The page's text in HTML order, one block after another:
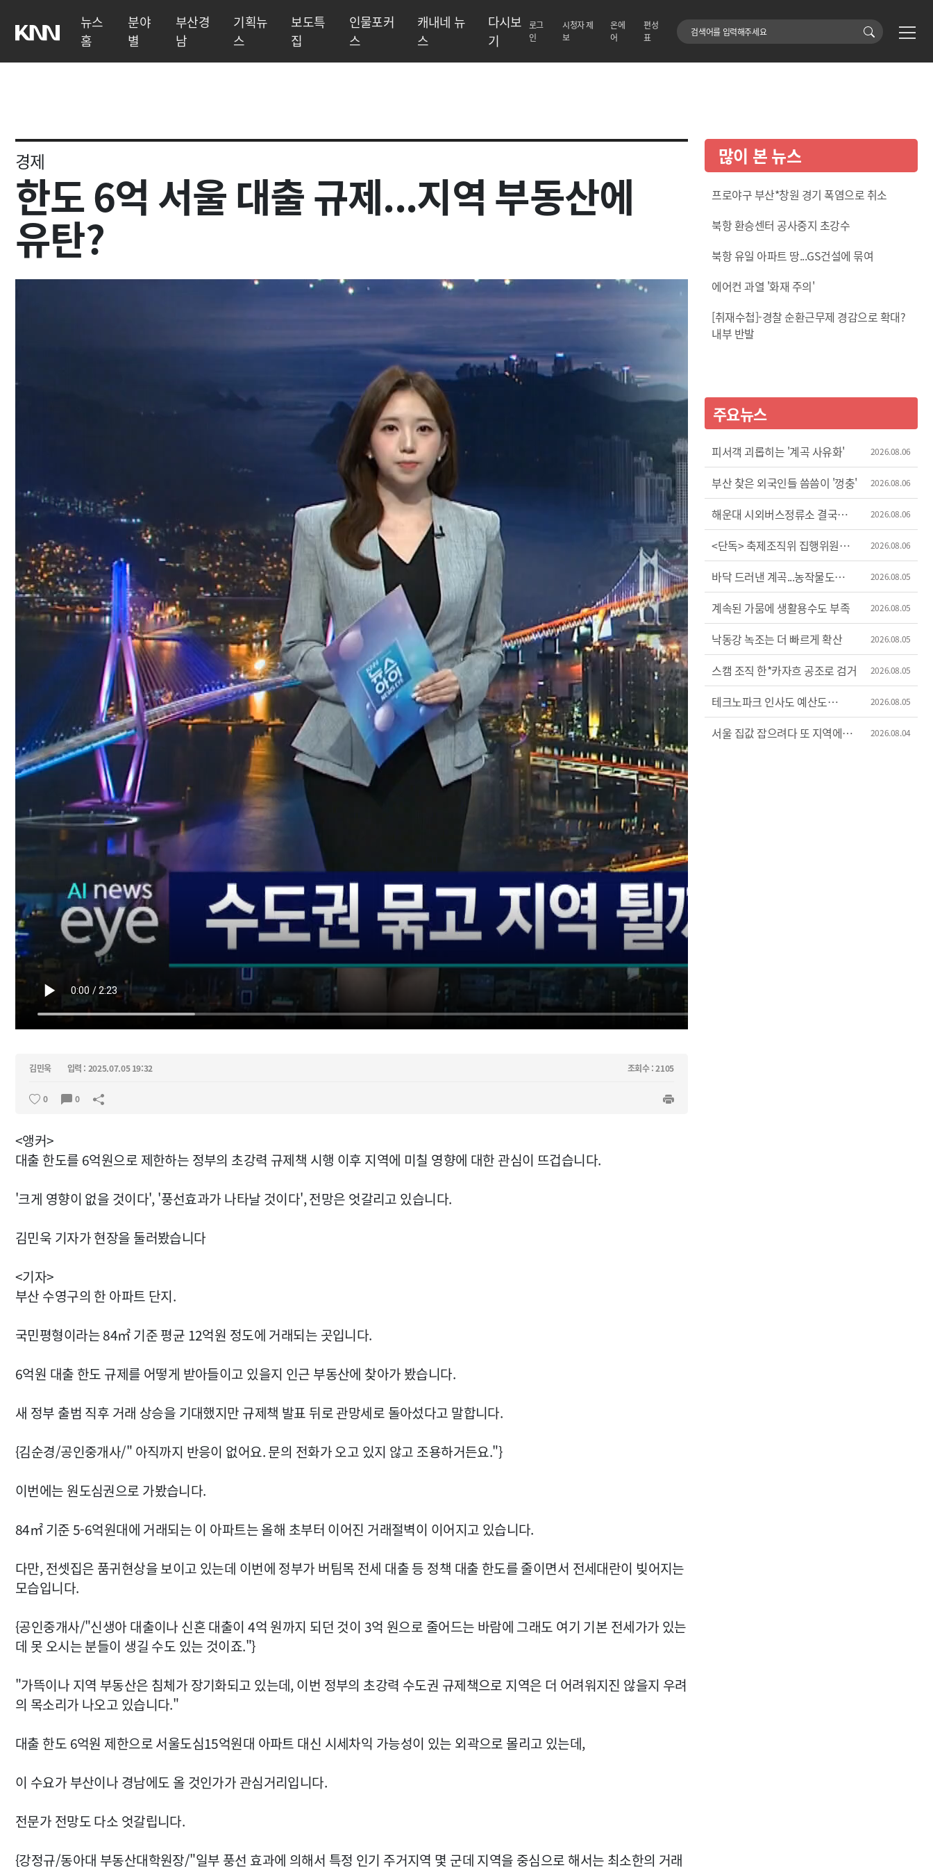
뉴스
홈
분야
별
부산경
남
기획뉴
스
보도특
집
인물포커
스
캐내네 뉴
스
다시보
기
로그
인
시청자 제
보
온에
어
편성
표
검색어
경제
한도 6억 서울 대출 규제...지역 부동산에
유탄?
김민욱 입력 : 2025.07.05 19:32 조회수 : 2105
0 0
<앵커>
대출 한도를 6억원으로 제한하는 정부의 초강력 규제책 시행 이후 지역에 미칠 영향에 대한 관심이 뜨겁습니다.
'크게 영향이 없을 것이다', '풍선효과가 나타날 것이다', 전망은 엇갈리고 있습니다.
김민욱 기자가 현장을 둘러봤습니다
<기자>
부산 수영구의 한 아파트 단지.
국민평형이라는 84㎡ 기준 평균 12억원 정도에 거래되는 곳입니다.
6억원 대출 한도 규제를 어떻게 받아들이고 있을지 인근 부동산에 찾아가 봤습니다.
새 정부 출범 직후 거래 상승을 기대했지만 규제책 발표 뒤로 관망세로 돌아섰다고 말합니다.
{김순경/공인중개사/" 아직까지 반응이 없어요. 문의 전화가 오고 있지 않고 조용하거든요."}
이번에는 원도심권으로 가봤습니다.
84㎡ 기준 5-6억원대에 거래되는 이 아파트는 올해 초부터 이어진 거래절벽이 이어지고 있습니다.
다만, 전셋집은 품귀현상을 보이고 있는데 이번에 정부가 버팀목 전세 대출 등 정책 대출 한도를 줄이면서 전세대란이 빚어지는
모습입니다.
{공인중개사/"신생아 대출이나 신혼 대출이 4억 원까지 되던 것이 3억 원으로 줄어드는 바람에 그래도 여기 기본 전세가가 있는
데 못 오시는 분들이 생길 수도 있는 것이죠."}
"가뜩이나 지역 부동산은 침체가 장기화되고 있는데, 이번 정부의 초강력 수도권 규제책으로 지역은 더 어려워지진 않을지 우려
의 목소리가 나오고 있습니다."
대출 한도 6억원 제한으로 서울도심15억원대 아파트 대신 시세차익 가능성이 있는 외곽으로 몰리고 있는데,
이 수요가 부산이나 경남에도 올 것인가가 관심거리입니다.
전문가 전망도 다소 엇갈립니다.
{강정규/동아대 부동산대학원장/"일부 풍선 효과에 의해서 특정 인기 주거지역 몇 군데 지역을 중심으로 해서는 최소한의 거래
많이 본 뉴스
프로야구 부산*창원 경기 폭염으로 취소
북항 환승센터 공사중지 초강수
북항 유일 아파트 땅...GS건설에 묶여
에어컨 과열 '화재 주의'
[취재수첩]-경찰 순환근무제 경감으로 확대?
내부 반발
주요뉴스
피서객 괴롭히는 '계곡 사유화' 2026.08.06
부산 찾은 외국인들 씀씀이 '껑충' 2026.08.06
해운대 시외버스정류소 결국
이전
2026.08.06
<단독> 축제조직위 집행위원장
'허위 신고'?
2026.08.06
바닥 드러낸 계곡...농작물도
'시들'
2026.08.05
계속된 가뭄에 생활용수도 부족 2026.08.05
낙동강 녹조는 더 빠르게 확산 2026.08.05
스캠 조직 한*카자흐 공조로 검거 2026.08.05
테크노파크 인사도 예산도
'제멋대로'
2026.08.05
서울 집값 잡으려다 또 지역에
2026.08.04